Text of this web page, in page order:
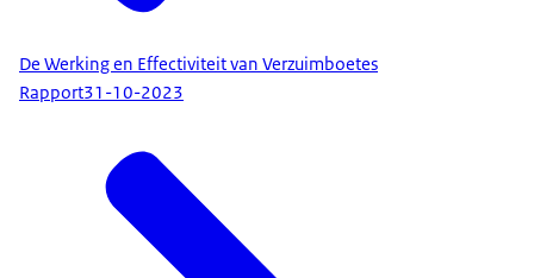
De Werking en Effectiviteit van Verzuimboetes
Rapport31-10-2023